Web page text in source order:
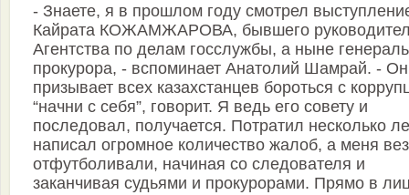
- Знаете, я в прошлом году смотрел
Кайрата КОЖАМЖАРОВА, бывшего
Агентства по делам госслужбы, а ныне
прокурора, - вспоминает Анатолий Шамрай. -
призывает всех казахстанцев бороться с
“начни с себя”, говорит. Я ведь его совету и
последовал, получается. Потратил несколько
написал огромное количество жалоб, а меня
отфутболивали, начиная со следователя и
заканчивая судьями и прокурорами. Прямо в